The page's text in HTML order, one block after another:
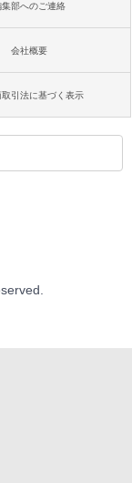
集部へのご連絡
会社概要
取引法に基づく表示